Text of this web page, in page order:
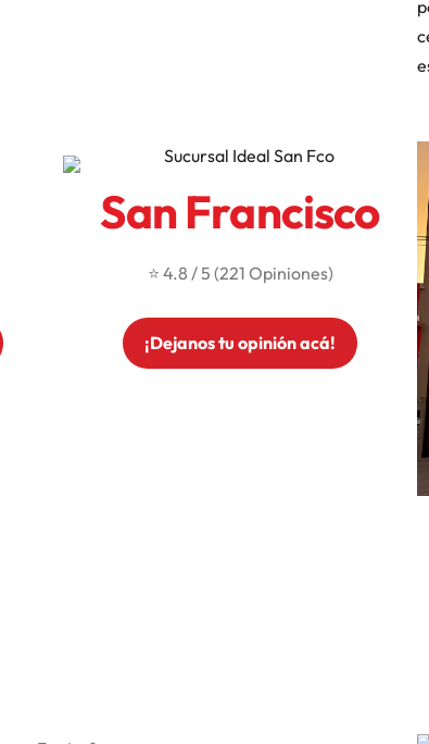
San Francisco
⭐ 4.8 / 5 (221 Opiniones)
¡Dejanos tu opinión acá!